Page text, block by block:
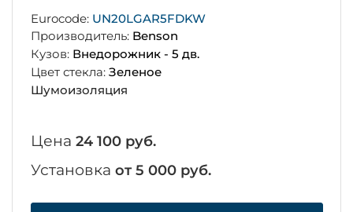
Eurocode: UN20LGAR5FDKW
Производитель: Benson
Кузов: Внедорожник - 5 дв.
Цвет стекла: Зеленое
Шумоизоляция
Цена 24 100 руб.
Установка от 5 000 руб.